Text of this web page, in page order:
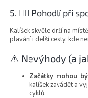
5. 🏃‍♀️ Pohodlí při
Kalíšek skvěle drží na
plavání i delší cesty, kde
⚠️ Nevýhody (a
Začátky mohou
kalíšek zavádět a
cyklů.